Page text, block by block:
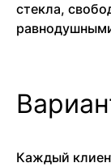
стекла,
Каждый